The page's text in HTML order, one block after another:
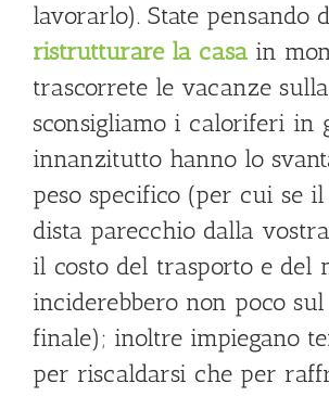
lavorarlo). State pensando
ristrutturare la casa in
trascorrete le vacanze
sconsigliamo i caloriferi in
innanzitutto hanno lo
peso specifico (per cui se il
dista parecchio dalla
il costo del trasporto e del
inciderebbero non poco
finale); inoltre impiegano
per riscaldarsi che per